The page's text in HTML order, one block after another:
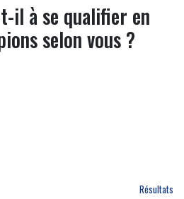
il à se qualifier en
selon vous ?
Résultats